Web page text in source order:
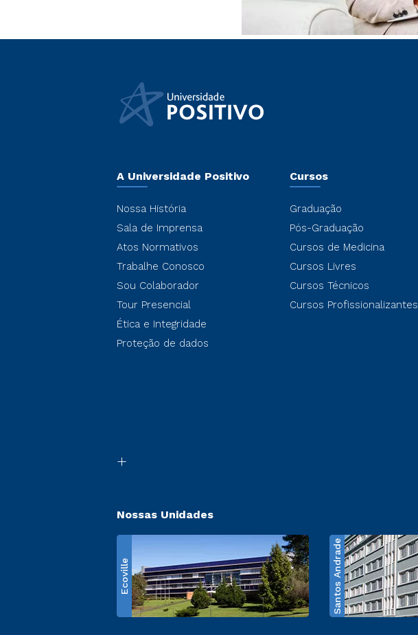
A Universidade Positivo
Nossa História
Sala de Imprensa
Atos Normativos
Trabalhe Conosco
Sou Colaborador
Tour Presencial
Ética e Integridade
Proteção de dados
Cursos
Graduação
Pós-Graduação
Cursos de Medicina
Cursos Livres
Cursos Técnicos
Cursos Profissionalizantes
Nossas Unidades
Ecoville Santos Andrade